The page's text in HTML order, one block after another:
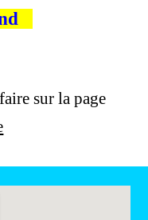
sur la page